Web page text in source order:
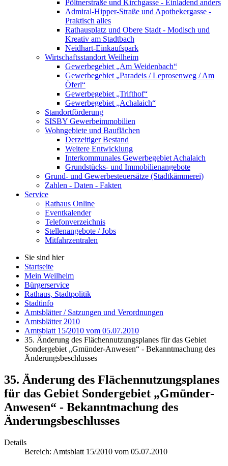
Pöltnerstraße und Kirchgasse - Einladend anders
Admiral-Hipper-Straße und Apothekergasse -
Praktisch alles
Rathausplatz und Obere Stadt - Modisch und
Kreativ am Stadtbach
Neidhart-Einkaufspark
Wirtschaftsstandort Weilheim
Gewerbegebiet „Am Weidenbach“
Gewerbegebiet „Paradeis / Leprosenweg / Am
Öferl“
Gewerbegebiet „Trifthof“
Gewerbegebiet „Achalaich“
Standortförderung
SISBY Gewerbeimmobilien
Wohngebiete und Bauflächen
Derzeitiger Bestand
Weitere Entwicklung
Interkommunales Gewerbegebiet Achalaich
Grundstücks- und Immobilienangebote
Grund- und Gewerbesteuersätze (Stadtkämmerei)
Zahlen - Daten - Fakten
Service
Rathaus Online
Eventkalender
Telefonverzeichnis
Stellenangebote / Jobs
Mitfahrzentralen
Sie sind hier
Startseite
Mein Weilheim
Bürgerservice
Rathaus, Stadtpolitik
Stadtinfo
Amtsblätter / Satzungen und Verordnungen
Amtsblätter 2010
Amtsblatt 15/2010 vom 05.07.2010
35. Änderung des Flächennutzungsplanes für das Gebiet
Sondergebiet „Gmünder-Anwesen“ - Bekanntmachung des
Änderungsbeschlusses
35. Änderung des Flächennutzungsplanes
für das Gebiet Sondergebiet „Gmünder-
Anwesen“ - Bekanntmachung des
Änderungsbeschlusses
Details
Bereich: Amtsblatt 15/2010 vom 05.07.2010